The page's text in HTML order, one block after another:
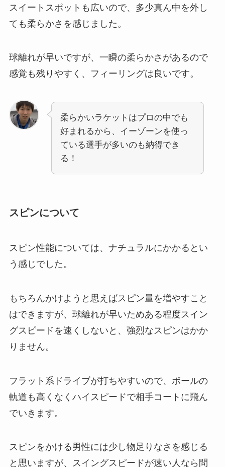
スイートスポットも広いので、多少真ん中を外し
ても柔らかさを感じました。
球離れが早いですが、一瞬の柔らかさがあるので
感覚も残りやすく、フィーリングは良いです。
柔らかいラケットはプロの中でも
好まれるから、イーゾーンを使っ
ている選手が多いのも納得でき
る！
スピンについて
スピン性能については、ナチュラルにかかるとい
う感じでした。
もちろんかけようと思えばスピン量を増やすこと
はできますが、球離れが早いためある程度スイン
グスピードを速くしないと、強烈なスピンはかか
りません。
フラット系ドライブが打ちやすいので、ボールの
軌道も高くなくハイスピードで相手コートに飛ん
でいきます。
スピンをかける男性には少し物足りなさを感じる
と思いますが、スイングスピードが速い人なら問